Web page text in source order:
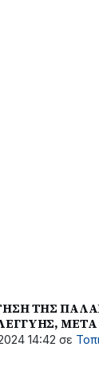
ΤΗΣ
ΜΕΤΑ
14:42 σε